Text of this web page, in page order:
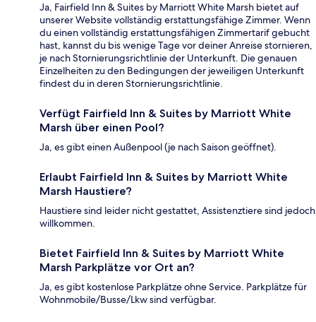
Ja, Fairfield Inn & Suites by Marriott White Marsh bietet auf
unserer Website vollständig erstattungsfähige Zimmer. Wenn
du einen vollständig erstattungsfähigen Zimmertarif gebucht
hast, kannst du bis wenige Tage vor deiner Anreise stornieren,
je nach Stornierungsrichtlinie der Unterkunft. Die genauen
Einzelheiten zu den Bedingungen der jeweiligen Unterkunft
findest du in deren Stornierungsrichtlinie.
Verfügt Fairfield Inn & Suites by Marriott White
Marsh über einen Pool?
Ja, es gibt einen Außenpool (je nach Saison geöffnet).
Erlaubt Fairfield Inn & Suites by Marriott White
Marsh Haustiere?
Haustiere sind leider nicht gestattet, Assistenztiere sind jedoch
willkommen.
Bietet Fairfield Inn & Suites by Marriott White
Marsh Parkplätze vor Ort an?
Ja, es gibt kostenlose Parkplätze ohne Service. Parkplätze für
Wohnmobile/Busse/Lkw sind verfügbar.